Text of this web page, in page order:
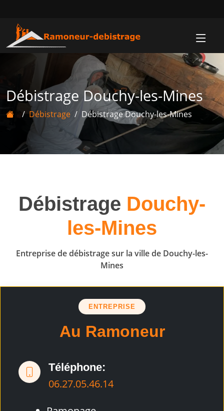
Débistrage Douchy-les-Mines
Débistrage Débistrage Douchy-les-Mines
Débistrage Douchy-
les-Mines
Entreprise de débistrage sur la ville de Douchy-les-
Mines
ENTREPRISE
Au Ramoneur
Téléphone:
06.27.05.46.14